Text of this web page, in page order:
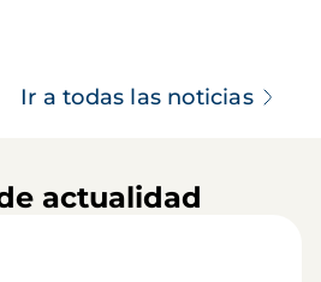
Ir a todas las noticias
actualidad